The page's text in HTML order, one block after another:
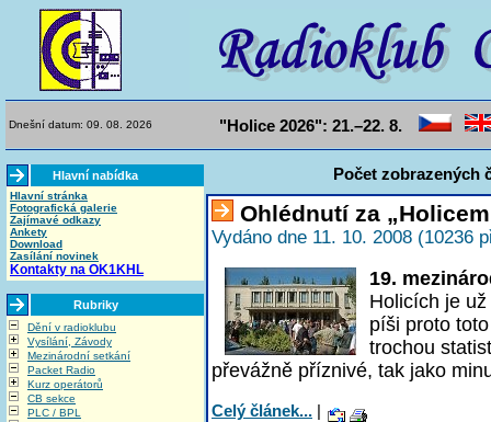
Dnešní datum: 09. 08. 2026 "Holice 2026": 21.–22. 8.
Hlavní nabídka
Hlavní stránka
Fotografická galerie
Zajímavé odkazy
Ankety
Download
Zasílání novinek
Kontakty na OK1KHL
Rubriky
Dění v radioklubu
Vysílání, Závody
Mezinárodní setkání
Packet Radio
Kurz operátorů
CB sekce
PLC / BPL
Počet zobrazených
Ohlédnutí za
Vydáno dne 11. 10. 2008 (10236
19.
Holicích je
píši proto
trochou
převážně příznivé, tak jako
Celý článek... |